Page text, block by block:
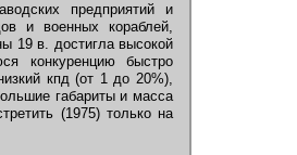
предприятий и
и военных кораблей,
19 в. достигла высокой
конкуренцию быстро
кпд (от 1 до 20%),
габариты и масса
(1975) только на